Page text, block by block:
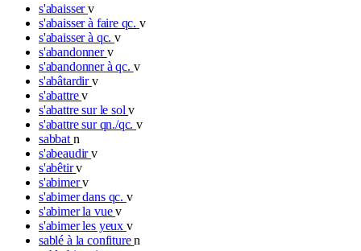
s'abaisserv
s'abaisser à faire qc. v
s'abaisser à qc.v
s'abandonnerv
s'abandonner à qc. v
s'abâtardirv
s'abattrev
s'abattre sur le solv
s'abattre sur qn./qc.v
sabbat n
s'abeaudirv
s'abêtirv
s'abimerv
s'abimer dans qc. v
s'abimer la vuev
s'abimer les yeux v
sablé à la confituren